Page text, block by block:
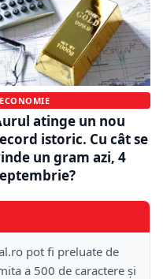
ECONOMIE
atinge un nou
istoric. Cu cât se
un gram azi, 4
pot fi preluate de
a 500 de caractere și